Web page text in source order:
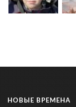
НОВЫЕ ВРЕМЕНА